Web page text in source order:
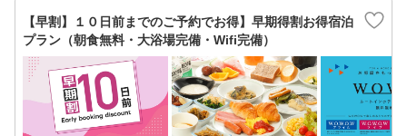
【早割】１０日前までのご予約でお得】早期得割お得宿泊
プラン（朝食無料・大浴場完備・Wifi完備）